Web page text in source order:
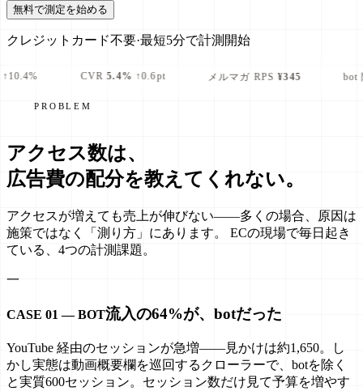
無料で測定を始める
クレジットカード不要·最短5分で計測開始
5.4%↑0.6pt メルマガ RPS bot 除外-64% (Direct)
PROBLEM
アクセス数は、
広告費の配分を教えてくれない。
アクセスが増えても売上が伸びない——多くの場合、原因は
施策ではなく「測り方」にあります。 ECの現場で毎日起き
ている、4つの計測課題。
一
CASE 01 — BOT流入の64%が、botだった
YouTube 経由のセッションが急増——見かけは約1,650。し
かし実態は動画概要欄を巡回するクローラーで、botを除く
と実質600セッション。セッション数だけ見て予算を増やす